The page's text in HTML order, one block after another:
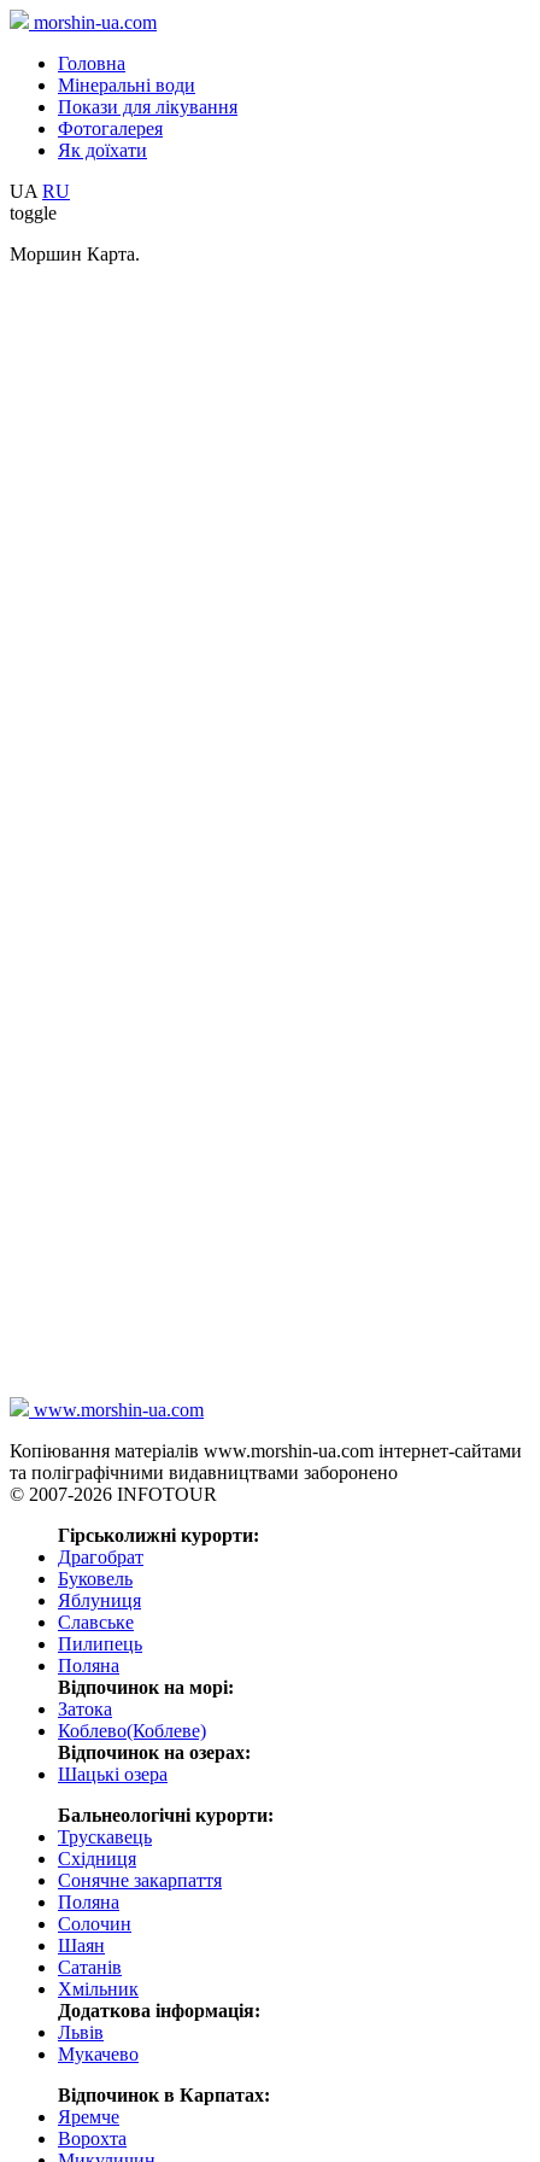
morshin-ua.com
Головна
Мінеральні води
Покази для лікування
Фотогалерея
Як доїхати
UA RU
toggle
Моршин Карта.
www.morshin-ua.com
Копіювання матеріалів www.morshin-ua.com інтернет-сайтами
та поліграфічними видавництвами заборонено
© 2007-2026 INFOTOUR
Гірськолижні курорти:
Драгобрат
Буковель
Яблуниця
Славське
Пилипець
Поляна
Відпочинок на морі:
Затока
Коблево(Коблеве)
Відпочинок на озерах:
Шацькі озера
Бальнеологічні курорти:
Трускавець
Східниця
Сонячне закарпаття
Поляна
Солочин
Шаян
Сатанів
Хмільник
Додаткова інформація:
Львів
Мукачево
Відпочинок в Карпатах:
Яремче
Ворохта